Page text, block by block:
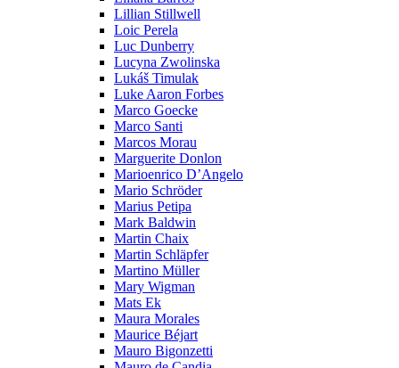
Lillian Stillwell
Loic Perela
Luc Dunberry
Lucyna Zwolinska
Lukáš Timulak
Luke Aaron Forbes
Marco Goecke
Marco Santi
Marcos Morau
Marguerite Donlon
Marioenrico D’Angelo
Mario Schröder
Marius Petipa
Mark Baldwin
Martin Chaix
Martin Schläpfer
Martino Müller
Mary Wigman
Mats Ek
Maura Morales
Maurice Béjart
Mauro Bigonzetti